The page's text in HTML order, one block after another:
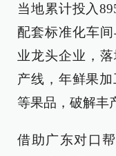
当地累计投入
配套标准化车
业龙头企业，
产线，年鲜果
等果品，破解丰
借助广东对口